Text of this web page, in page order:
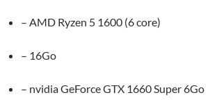
– AMD Ryzen 5 1600 (6 core)
– 16Go
– nvidia GeForce GTX 1660 Super 6Go